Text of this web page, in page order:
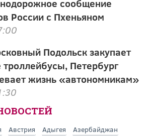
сообщение
России с Пхеньяном
Подольск закупает
Петербург
жизнь «автономникам»
Австрия Адыгея
Азербайджан